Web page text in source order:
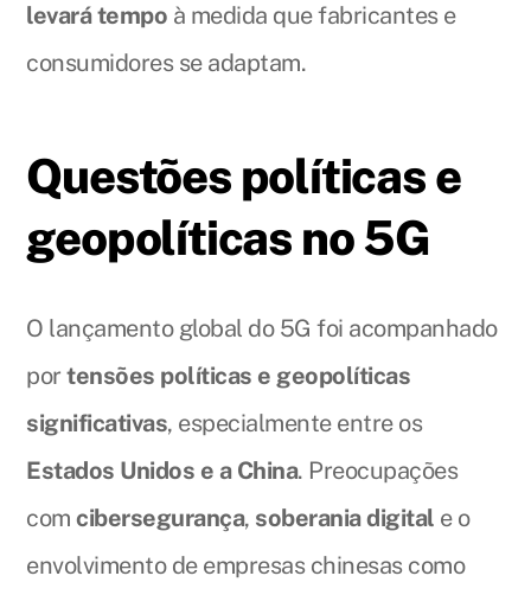
levará tempo à medida que fabricantes e
consumidores se adaptam.
Questões políticas e
geopolíticas no 5G
O lançamento global do 5G foi acompanhado
portensões políticas e geopolíticas
significativas, especialmente entre os
Estados Unidos e a China. Preocupações
comcibersegurança, soberania digital e o
envolvimento de empresas chinesas como